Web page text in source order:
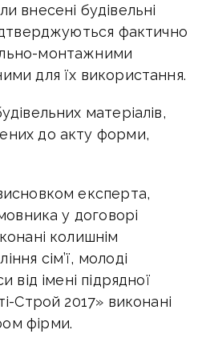
внесені будівельні
фактично
монтажними
для їх використання.
матеріалів,
до акту форми,
експерта,
у договорі
колишнім
сім’ї, молоді
від імені підрядної
Строй 2017» виконані
фірми.